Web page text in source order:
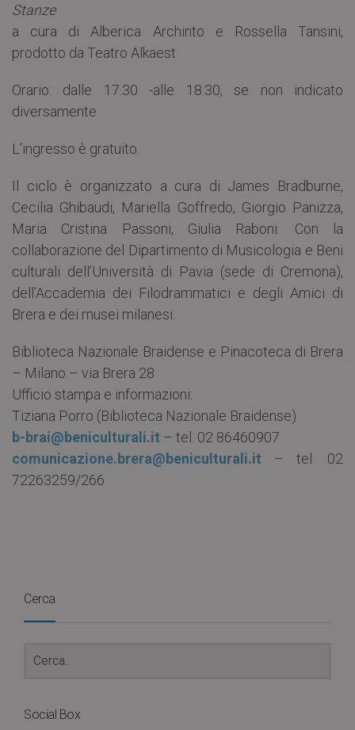
Stanze
a cura di Alberica Archinto e Rossella Tansini,
prodotto da Teatro Alkaest
Orario: dalle 17.30 -alle 18.30, se non indicato
diversamente
L’ingresso è gratuito.
Il ciclo è organizzato a cura di James Bradburne,
Cecilia Ghibaudi, Mariella Goffredo, Giorgio Panizza,
Maria Cristina Passoni, Giulia Raboni. Con la
collaborazione del Dipartimento di Musicologia e Beni
culturali dell’Università di Pavia (sede di Cremona),
dell’Accademia dei Filodrammatici e degli Amici di
Brera e dei musei milanesi.
Biblioteca Nazionale Braidense e Pinacoteca di Brera
– Milano – via Brera 28
Ufficio stampa e informazioni:
Tiziana Porro (Biblioteca Nazionale Braidense)
b-brai@beniculturali.it – tel. 02 86460907
comunicazione.brera@beniculturali.it – tel. 02
72263259/266
Cerca
Social Box